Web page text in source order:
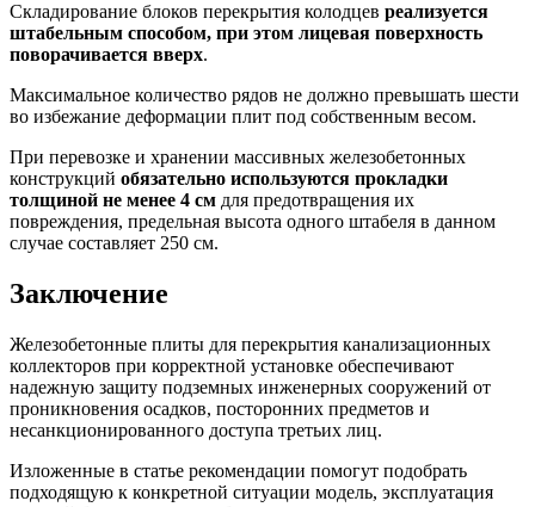
Складирование блоков перекрытия колодцев реализуется
штабельным способом, при этом лицевая поверхность
поворачивается вверх.
Максимальное количество рядов не должно превышать шести
во избежание деформации плит под собственным весом.
При перевозке и хранении массивных железобетонных
конструкций обязательно используются прокладки
толщиной не менее 4 см для предотвращения их
повреждения, предельная высота одного штабеля в данном
случае составляет 250 см.
Заключение
Железобетонные плиты для перекрытия канализационных
коллекторов при корректной установке обеспечивают
надежную защиту подземных инженерных сооружений от
проникновения осадков, посторонних предметов и
несанкционированного доступа третьих лиц.
Изложенные в статье рекомендации помогут подобрать
подходящую к конкретной ситуации модель, эксплуатация